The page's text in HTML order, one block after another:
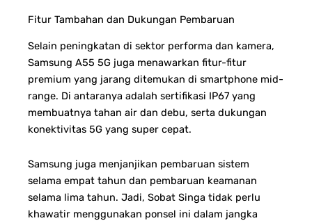
Fitur Tambahan dan Dukungan Pembaruan
Selain peningkatan di sektor performa dan kamera,
Samsung A55 5G juga menawarkan fitur-fitur
premium yang jarang ditemukan di smartphone mid-
range. Di antaranya adalah sertifikasi IP67 yang
membuatnya tahan air dan debu, serta dukungan
konektivitas 5G yang super cepat.
Samsung juga menjanjikan pembaruan sistem
selama empat tahun dan pembaruan keamanan
selama lima tahun. Jadi, Sobat Singa tidak perlu
khawatir menggunakan ponsel ini dalam jangka